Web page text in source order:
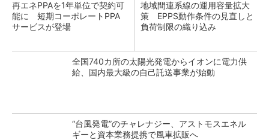
再エネPPAを1年単位で契約可
能に 短期コーポレートPPA
サービスが登場
地域間連系線の運用容量拡大
策 EPPS動作条件の見直しと
負荷制限の織り込み
全国740カ所の太陽光発電からイオンに電力供
給、国内最大級の自己託送事業が始動
“台風発電”のチャレナジー、アストモスエネル
ギーと資本業務提携で風車拡販へ